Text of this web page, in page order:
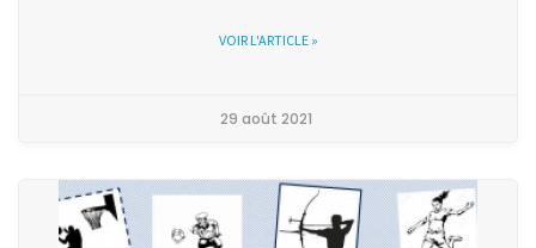
VOIR L'ARTICLE »
29 août 2021